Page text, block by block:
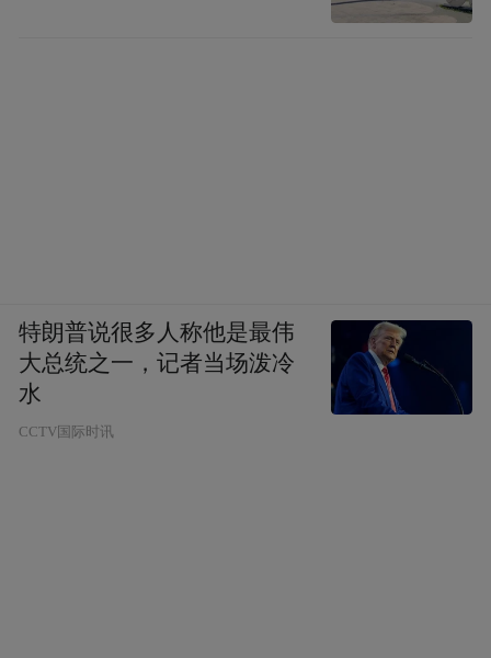
特朗普说很多人称他是最伟
大总统之一，记者当场泼冷
水
CCTV国际时讯